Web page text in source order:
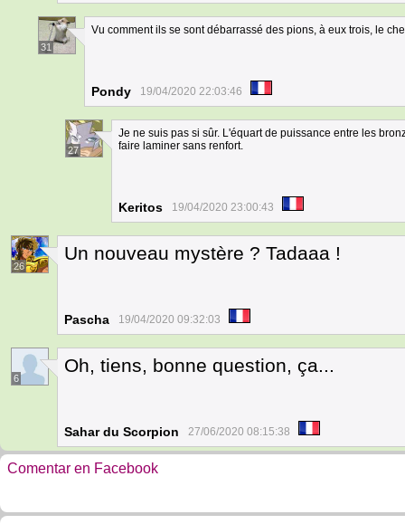
31
Vu comment ils se sont débarrassé des pions, à eux trois, le
Pondy 19/04/2020 22:03:46
27
Je ne suis pas si sûr. L'équart de puissance entre les
faire laminer sans renfort.
Keritos 19/04/2020 23:00:43
26
Un nouveau mystère ? Tadaaa !
Pascha 19/04/2020 09:32:03
6
Oh, tiens, bonne question, ça...
Sahar du Scorpion 27/06/2020 08:15:38
Comentar en Facebook